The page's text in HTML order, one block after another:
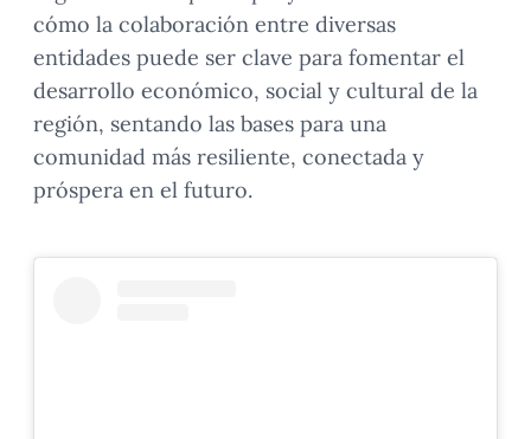
cómo la colaboración entre diversas
entidades puede ser clave para fomentar el
desarrollo económico, social y cultural de la
región, sentando las bases para una
comunidad más resiliente, conectada y
próspera en el futuro.